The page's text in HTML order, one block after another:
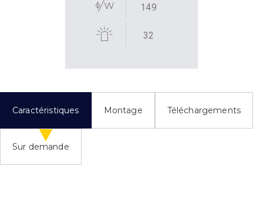
149
32
Caractéristiques Montage Téléchargements
Sur demande